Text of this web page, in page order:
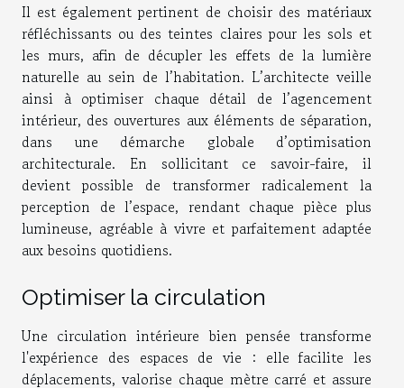
Il est également pertinent de choisir des matériaux
réfléchissants ou des teintes claires pour les sols et
les murs, afin de décupler les effets de la lumière
naturelle au sein de l’habitation. L’architecte veille
ainsi à optimiser chaque détail de l’agencement
intérieur, des ouvertures aux éléments de séparation,
dans une démarche globale d’optimisation
architecturale. En sollicitant ce savoir-faire, il
devient possible de transformer radicalement la
perception de l’espace, rendant chaque pièce plus
lumineuse, agréable à vivre et parfaitement adaptée
aux besoins quotidiens.
Optimiser la circulation
Une circulation intérieure bien pensée transforme
l'expérience des espaces de vie : elle facilite les
déplacements, valorise chaque mètre carré et assure